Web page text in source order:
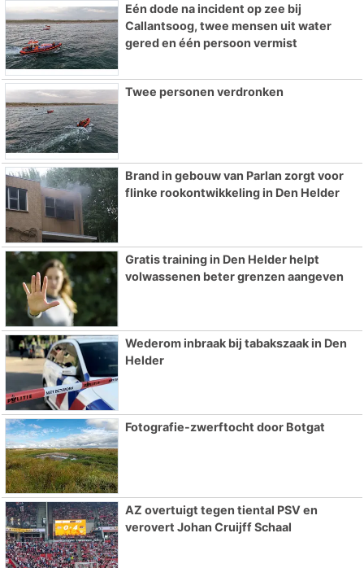
Eén dode na incident op zee bij
Callantsoog, twee mensen uit water
gered en één persoon vermist
Twee personen verdronken
Brand in gebouw van Parlan zorgt voor
flinke rookontwikkeling in Den Helder
Gratis training in Den Helder helpt
volwassenen beter grenzen aangeven
Wederom inbraak bij tabakszaak in Den
Helder
Fotografie-zwerftocht door Botgat
AZ overtuigt tegen tiental PSV en
verovert Johan Cruijff Schaal